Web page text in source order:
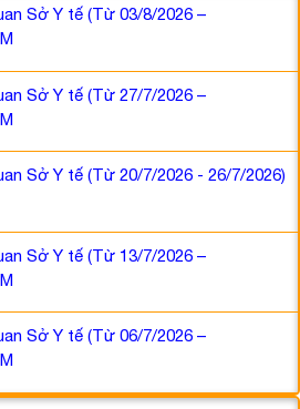
Sở Y tế (Từ 03/8/2026 –
Sở Y tế (Từ 27/7/2026 –
Sở Y tế (Từ 20/7/2026 - 26/7/2026)
Sở Y tế (Từ 13/7/2026 –
Sở Y tế (Từ 06/7/2026 –